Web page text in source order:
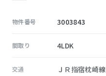
物件番号 3003843
間取り 4LDK
交通
ＪＲ指宿枕崎